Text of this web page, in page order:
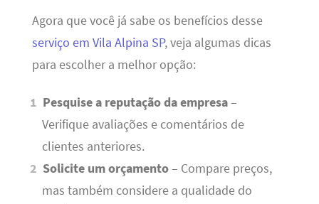
Agora que você já sabe os benefícios desse
serviço em Vila Alpina SP, veja algumas dicas
para escolher a melhor opção:
Pesquise a reputação da empresa–
Verifique avaliações e comentários de
clientes anteriores.
Solicite um orçamento– Compare preços,
mas também considere a qualidade do